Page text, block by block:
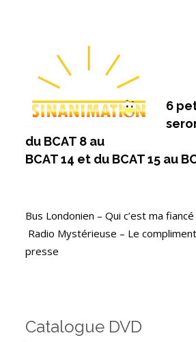
6
du BCAT 8 au
BCAT 14 et du BCAT 15 au
Bus Londonien – Qui c’est ma
Radio Mystérieuse – Le
presse
Catalogue DVD